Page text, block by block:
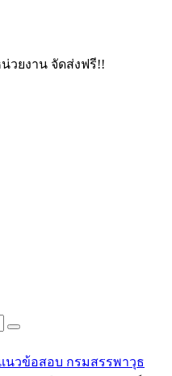
วยงาน จัดส่งฟรี!!
นวข้อสอบ กรมสรรพาวุธ